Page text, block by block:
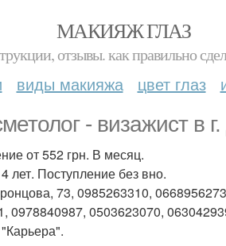
МАКИЯЖ ГЛАЗ
отзывы. как правильно
виды макияжа цвет глаз
- визажист в
от 552 грн. В месяц.
лет. Поступление без вно.
73, 0985263310,
0978840987, 0503623070,